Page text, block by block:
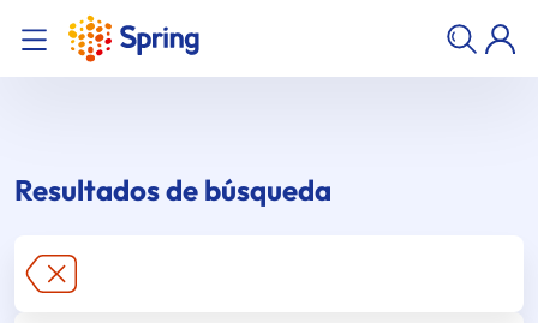
Resultados de búsqueda